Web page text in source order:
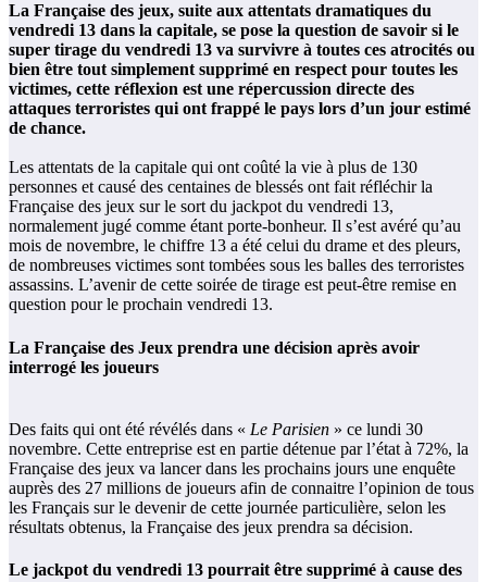
La Française des jeux, suite aux attentats dramatiques du
vendredi 13 dans la capitale, se pose la question de savoir si le
super tirage du vendredi 13 va survivre à toutes ces atrocités ou
bien être tout simplement supprimé en respect pour toutes les
victimes, cette réflexion est une répercussion directe des
attaques terroristes qui ont frappé le pays lors d’un jour estimé
de chance.
Les attentats de la capitale qui ont coûté la vie à plus de 130
personnes et causé des centaines de blessés ont fait réfléchir la
Française des jeux sur le sort du jackpot du vendredi 13,
normalement jugé comme étant porte-bonheur. Il s’est avéré qu’au
mois de novembre, le chiffre 13 a été celui du drame et des pleurs,
de nombreuses victimes sont tombées sous les balles des terroristes
assassins. L’avenir de cette soirée de tirage est peut-être remise en
question pour le prochain vendredi 13.
La Française des Jeux prendra une décision après avoir
interrogé les joueurs
Des faits qui ont été révélés dans « Le Parisien » ce lundi 30
novembre. Cette entreprise est en partie détenue par l’état à 72%, la
Française des jeux va lancer dans les prochains jours une enquête
auprès des 27 millions de joueurs afin de connaitre l’opinion de tous
les Français sur le devenir de cette journée particulière, selon les
résultats obtenus, la Française des jeux prendra sa décision.
Le jackpot du vendredi 13 pourrait être supprimé à cause des